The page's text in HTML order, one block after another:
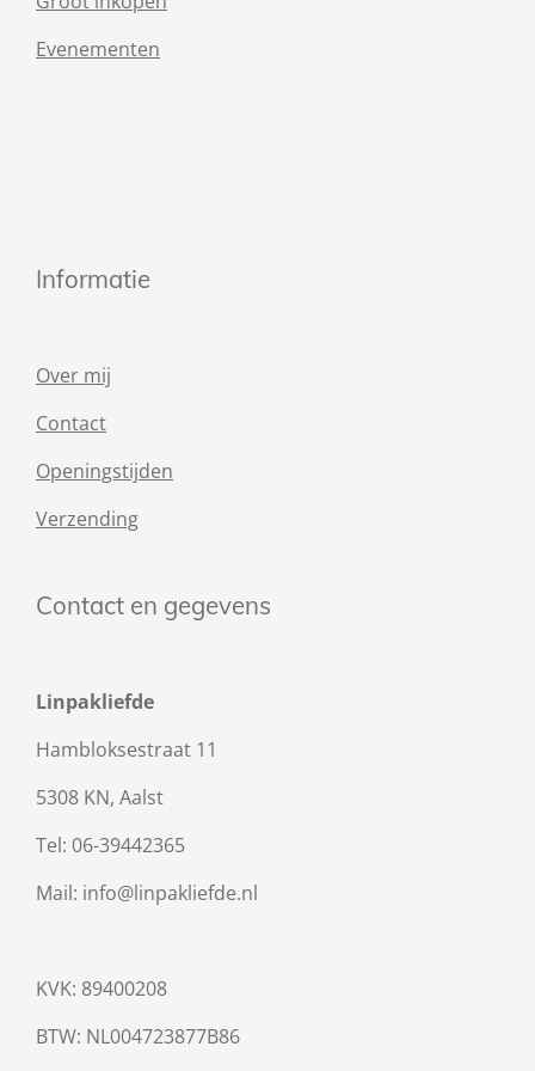
Evenementen
Informatie
Over mij
Contact
Openingstijden
Verzending
Contact en gegevens
Linpakliefde
Hambloksestraat 11
5308 KN, Aalst
Tel: 06-39442365
Mail: info@linpakliefde.nl
KVK: 89400208
BTW: NL004723877B86